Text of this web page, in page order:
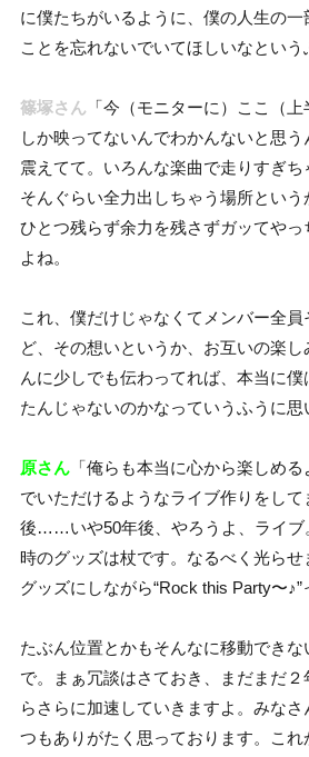
に僕たちがいるように、僕の人生の
ことを忘れないでいてほしいなという
篠塚さん 「今（モニターに）ここ（上
しか映ってないんでわかんないと思
震えてて。いろんな楽曲で走りすぎち
そんぐらい全力出しちゃう場所とい
ひとつ残らず余力を残さずガッてや
よね。
これ、僕だけじゃなくてメンバー全
ど、その想いというか、お互いの楽し
んに少しでも伝わってれば、本当に
たんじゃないのかなっていうふうに思
原さん 「俺らも本当に心から楽しめ
でいただけるようなライブ作りをし
後……いや50年後、やろうよ、ライ
時のグッズは杖です。なるべく光ら
グッズにしながら“Rock this Party〜♪”
たぶん位置とかもそんなに移動でき
で。まぁ冗談はさておき、まだまだ
らさらに加速していきますよ。みな
つもありがたく思っております。これ